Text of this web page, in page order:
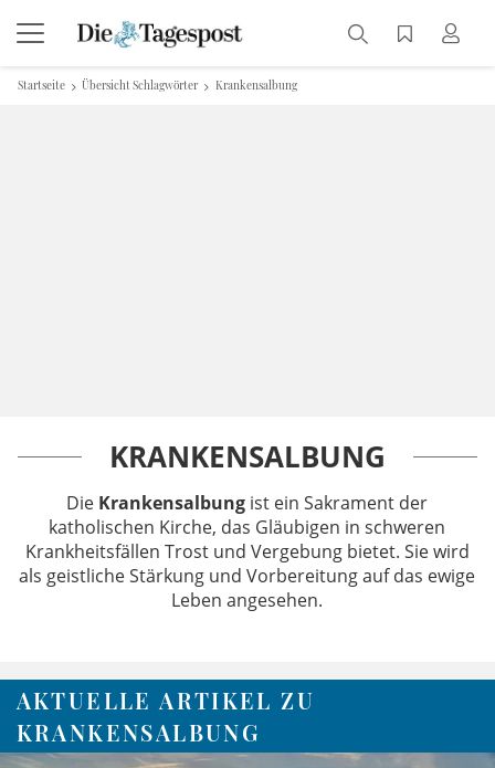
Startseite Übersicht Schlagwörter Krankensalbung
KRANKENSALBUNG
Die Krankensalbung ist ein Sakrament der
katholischen Kirche, das Gläubigen in schweren
Krankheitsfällen Trost und Vergebung bietet. Sie wird
als geistliche Stärkung und Vorbereitung auf das ewige
Leben angesehen.
AKTUELLE ARTIKEL ZU
KRANKENSALBUNG